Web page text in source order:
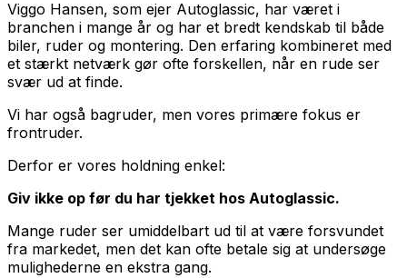
Viggo Hansen, som ejer Autoglassic, har været i
branchen i mange år og har et bredt kendskab til både
biler, ruder og montering. Den erfaring kombineret med
et stærkt netværk gør ofte forskellen, når en rude ser
svær ud at finde.
Vi har også bagruder, men vores primære fokus er
frontruder.
Derfor er vores holdning enkel:
Giv ikke op før du har tjekket hos Autoglassic.
Mange ruder ser umiddelbart ud til at være forsvundet
fra markedet, men det kan ofte betale sig at undersøge
mulighederne en ekstra gang.